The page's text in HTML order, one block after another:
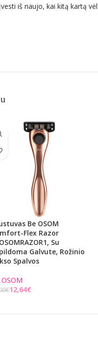
iš naujo, kai kitą kartą vėl
Be OSOM
Flex Razor
Su
Galvute, Rožinio
Spalvos
€12,64€